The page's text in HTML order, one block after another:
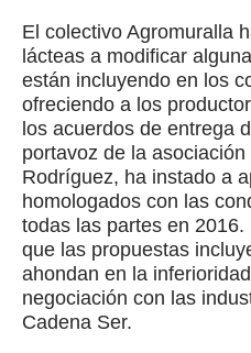
El colectivo Agromuralla
lácteas a modificar
están incluyendo en los
ofreciendo a los
los acuerdos de entrega
portavoz de la
Rodríguez, ha instado a
homologados con las
todas las partes en
que las propuestas
ahondan en la
negociación con las
Cadena Ser.